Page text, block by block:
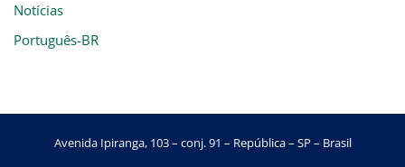
Notícias
Português-BR
Avenida Ipiranga, 103 – conj. 91 – República – SP – Brasil